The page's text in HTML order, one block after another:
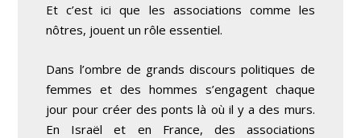
Et c’est ici que les associations comme les
nôtres, jouent un rôle essentiel.
Dans l’ombre de grands discours politiques de
femmes et des hommes s’engagent chaque
jour pour créer des ponts là où il y a des murs.
En Israël et en France, des associations